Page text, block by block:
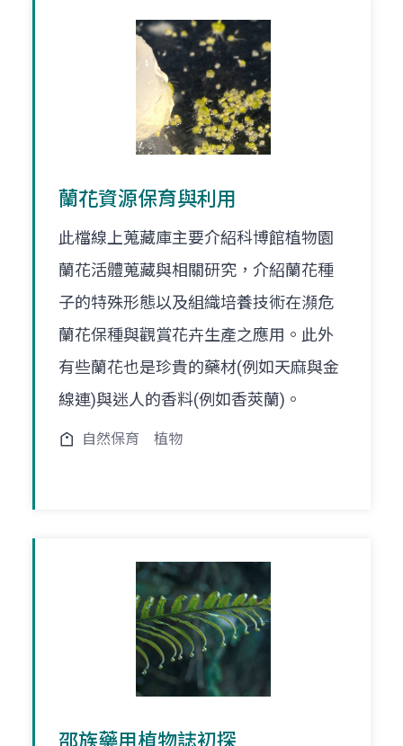
蘭花資源保育與利用
此檔線上蒐藏庫主要介紹科博館植物園
蘭花活體蒐藏與相關研究，介紹蘭花種
子的特殊形態以及組織培養技術在瀕危
蘭花保種與觀賞花卉生產之應用。此外
有些蘭花也是珍貴的藥材(例如天麻與金
線連)與迷人的香料(例如香莢蘭)。
自然保育 植物
邵族藥用植物誌初探